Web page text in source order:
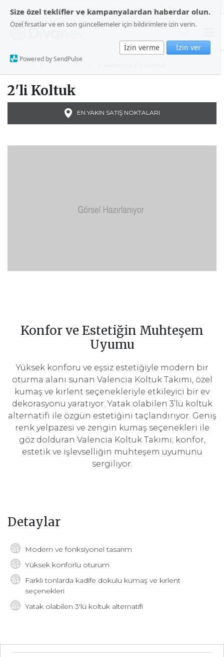
Size özel teklifler ve kampanyalardan haberdar olun.
Özel fırsatlar ve en son güncellemeler için bildirimlere izin verin.
İzin verme İzin ver
Powered by SendPulse
2'li Koltuk
EN YAKIN SATIŞ NOKTALARI
Konfor ve Estetiğin Muhteşem
Uyumu
Yüksek konforu ve eşsiz estetiğiyle modern bir
oturma alanı sunan Valencia Koltuk Takımı, özel
kumaş ve kırlent seçenekleriyle etkileyici bir ev
dekorasyonu yaratıyor. Yatak olabilen 3’lü koltuk
alternatifi ile özgün estetiğini taçlandırıyor. Geniş
renk yelpazesi ve zengin kumaş seçenekleri ile
göz dolduran Valencia Koltuk Takımı; konfor,
estetik ve işlevselliğin muhteşem uyumunu
sergiliyor.
Detaylar
Modern ve fonksiyonel tasarım
Yüksek konforlu oturum
Farklı tonlarda kadife dokulu kumaş ve kırlent
seçenekleri
Yatak olabilen 3'lü koltuk alternatifi